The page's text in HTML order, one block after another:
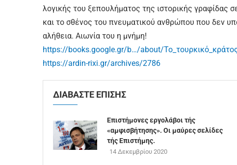
λογικής του ξεπουλήματος της ιστορικής γραφίδας
και το σθένος του πνευματικού ανθρώπου που δεν
αλήθεια. Αιωνία του η μνήμη!
https://books.google.gr/b…/about/
https://ardin-rixi.gr/archives/2786
ΔΙΑΒΑΣΤΕ ΕΠΙΣΗΣ
Επιστήμονες εργολάβοι τής
«αμφισβήτησης». Οι μαύρες σελίδες
τής Επιστήμης.
14 Δεκεμβρίου 2020